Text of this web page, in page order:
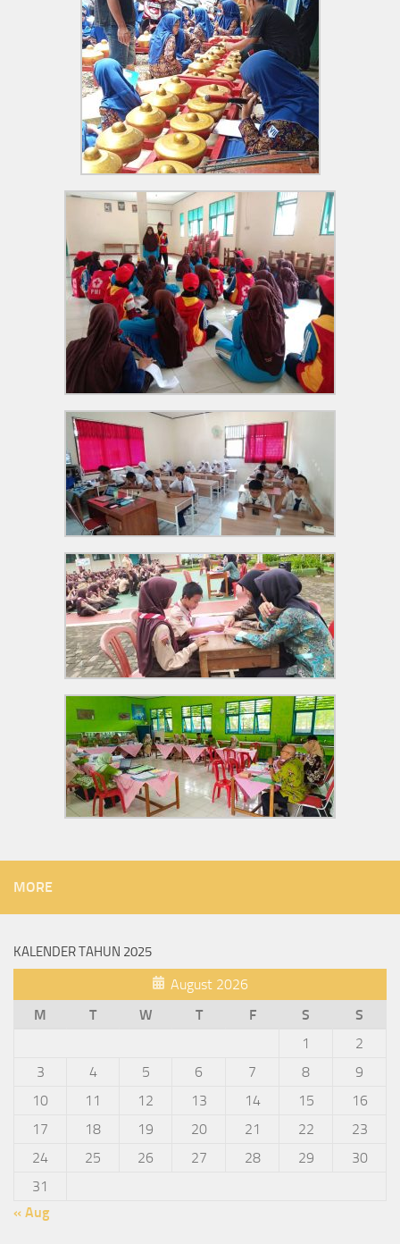
MORE
KALENDER TAHUN 2025
August 2026
M
T W T F S
S
1
2
3
4 5 6 7 8
9
10
11 12 13 14 15
16
17
18 19 20 21 22
23
24
25 26 27 28 29
30
31
« Aug